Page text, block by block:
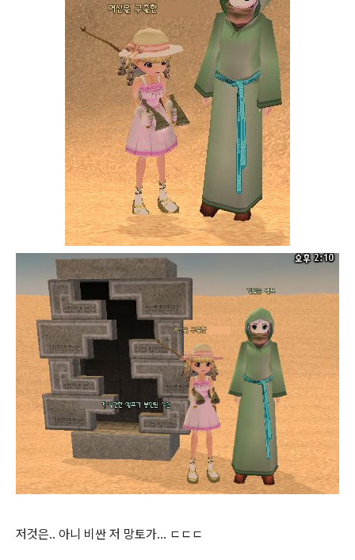
저것은.. 아니 비싼 저 망토가... ㄷㄷㄷ